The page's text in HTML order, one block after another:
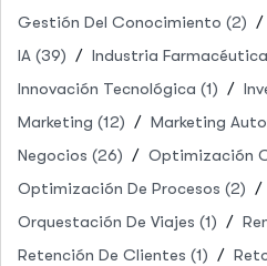
Gestión Del Conocimiento (2)
IA (39) Industria Farmacéutica
Innovación Tecnológica (1)
Marketing (12) Marketing
Negocios (26) Optimización
Optimización De Procesos (2)
Orquestación De Viajes (1)
Retención De Clientes (1)